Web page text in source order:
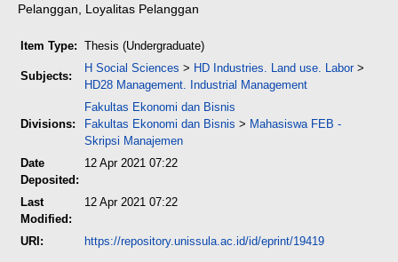
Pelanggan, Loyalitas Pelanggan
Item Type: Thesis (Undergraduate)
Subjects:
H Social Sciences > HD Industries. Land use. Labor>
HD28 Management. Industrial Management
Divisions:
Fakultas Ekonomi dan Bisnis
Fakultas Ekonomi dan Bisnis > Mahasiswa FEB -
Skripsi Manajemen
Date
Deposited:
12 Apr 2021 07:22
Last
Modified:
12 Apr 2021 07:22
URI: https://repository.unissula.ac.id/id/eprint/19419